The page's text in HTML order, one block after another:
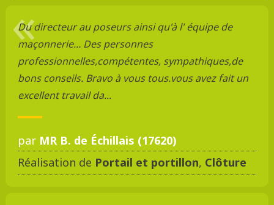
Du directeur au poseurs ainsi qu'à l' équipe de
maçonnerie... Des personnes
professionnelles,compétentes, sympathiques,de
bons conseils. Bravo à vous tous.vous avez fait un
excellent travail da...
par MR B. de Échillais (17620)
Réalisation de Portail et portillon, Clôture